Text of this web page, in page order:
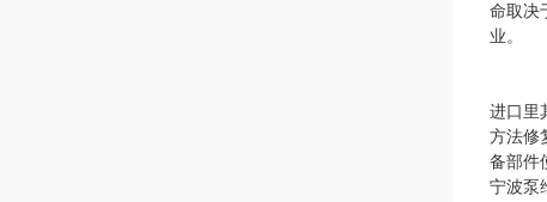
命取决
业。
进口里
方法修
备部件
宁波泵